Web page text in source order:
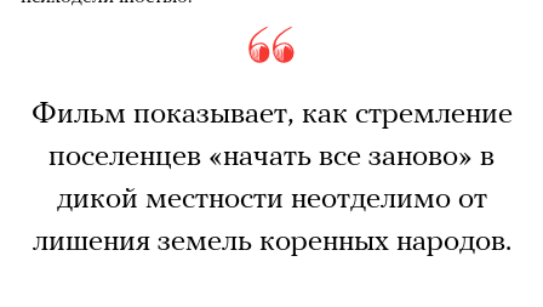
Фильм показывает, как стремление
поселенцев «начать все заново» в
дикой местности неотделимо от
лишения земель коренных народов.